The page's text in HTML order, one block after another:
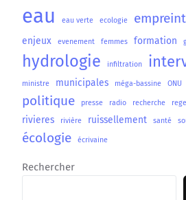
eau eau verte ecologie
enjeux evenement femmes formation
hydrologie infiltration
ministre municipales méga-bassine ONU
politique presse radio recherche
rivieres rivière ruissellement santé
écologie écrivaine
Rechercher